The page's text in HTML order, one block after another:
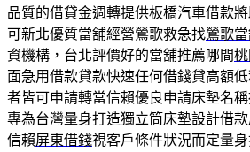
品質的借貸金週轉提供板橋汽車借款
可新北優質當舖經營鶯歌救急找鶯歌
資機構，台北評價好的當舖推薦哪間
面急用借款貸款快速任何借錢貸高額低
者皆可申請轉當信賴優良申請床墊名
專為台灣量身打造獨立筒床墊設計借
信賴屏東借錢視客戶條件狀況而定量